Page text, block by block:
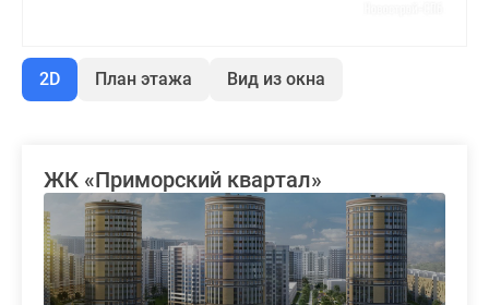
2D План этажа Вид из окна
ЖК «Приморский квартал»